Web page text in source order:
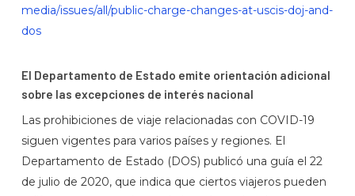
media/issues/all/public-charge-changes-at-uscis-doj-and-
dos
El Departamento de Estado emite orientación adicional
sobre las excepciones de interés nacional
Las prohibiciones de viaje relacionadas con COVID-19
siguen vigentes para varios países y regiones. El
Departamento de Estado (DOS) publicó una guía el 22
de julio de 2020, que indica que ciertos viajeros pueden